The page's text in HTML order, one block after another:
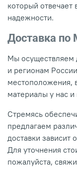
который отвечает
надежности.
Доставка по
Мы осуществляем
и регионам
местоположения,
материалы у нас и
Стремясь
предлагаем
доставки зависит
Для уточнения
пожалуйста,